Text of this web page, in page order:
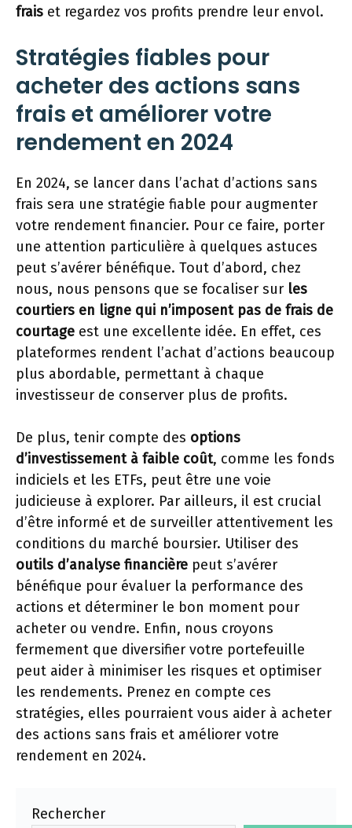
frais et regardez vos profits prendre leur envol.
Stratégies fiables pour
acheter des actions sans
frais et améliorer votre
rendement en 2024
En 2024, se lancer dans l’achat d’actions sans
frais sera une stratégie fiable pour augmenter
votre rendement financier. Pour ce faire, porter
une attention particulière à quelques astuces
peut s’avérer bénéfique. Tout d’abord, chez
nous, nous pensons que se focaliser sur les
courtiers en ligne qui n’imposent pas de frais de
courtage est une excellente idée. En effet, ces
plateformes rendent l’achat d’actions beaucoup
plus abordable, permettant à chaque
investisseur de conserver plus de profits.
De plus, tenir compte des options
d’investissement à faible coût, comme les fonds
indiciels et les ETFs, peut être une voie
judicieuse à explorer. Par ailleurs, il est crucial
d’être informé et de surveiller attentivement les
conditions du marché boursier. Utiliser des
outils d’analyse financière peut s’avérer
bénéfique pour évaluer la performance des
actions et déterminer le bon moment pour
acheter ou vendre. Enfin, nous croyons
fermement que diversifier votre portefeuille
peut aider à minimiser les risques et optimiser
les rendements. Prenez en compte ces
stratégies, elles pourraient vous aider à acheter
des actions sans frais et améliorer votre
rendement en 2024.
Rechercher